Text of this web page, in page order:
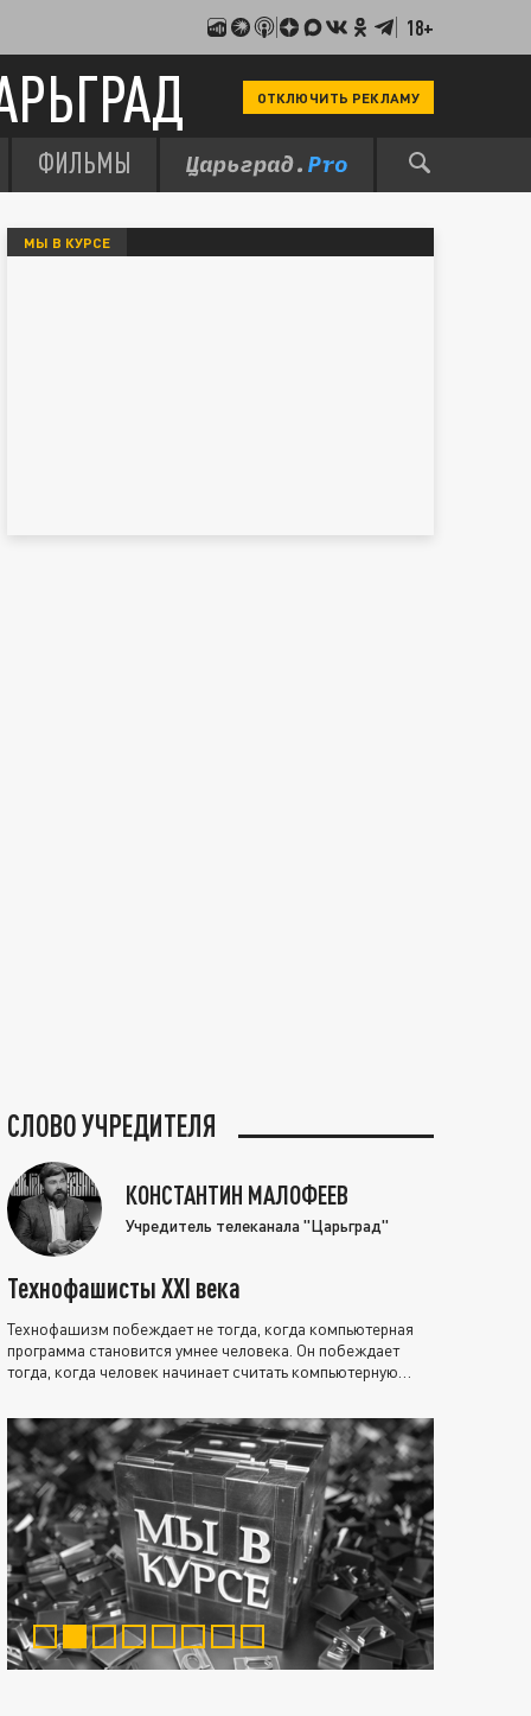
18+
ОТКЛЮЧИТЬ РЕКЛАМУ
ФИЛЬМЫ
МЫ В КУРСЕ
СЛОВО УЧРЕДИТЕЛЯ
КОНСТАНТИН МАЛОФЕЕВ
Учредитель телеканала "Царьград"
Технофашисты XXI века
Технофашизм побеждает не тогда, когда компьютерная
программа становится умнее человека. Он побеждает
тогда, когда человек начинает считать компьютерную